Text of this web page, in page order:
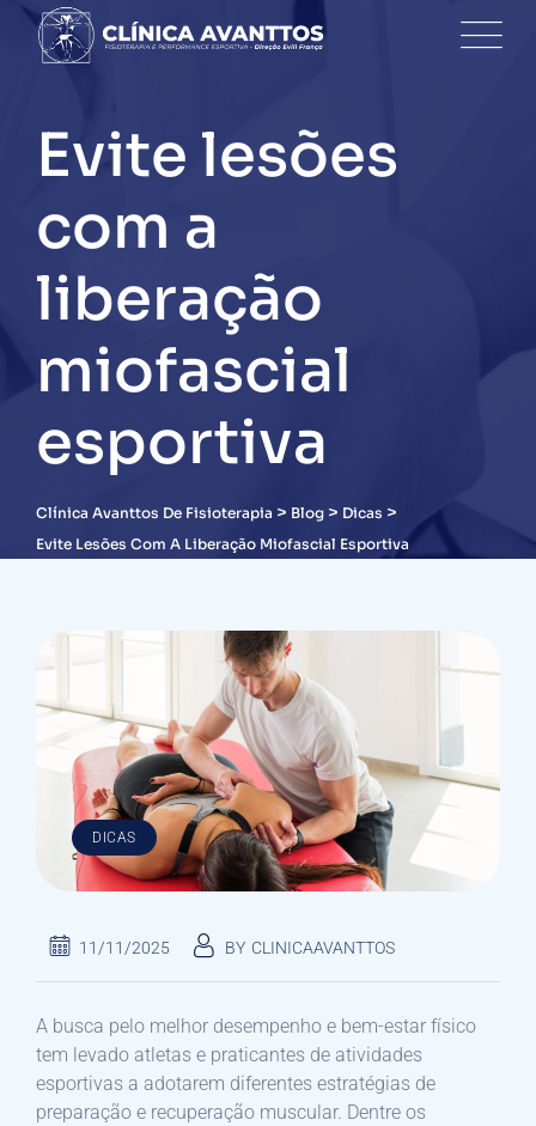
Skip
content
Evite lesões
com a
liberação
miofascial
esportiva
Clínica Avanttos De Fisioterapia > Blog > Dicas >
Evite Lesões Com A Liberação Miofascial Esportiva
DICAS
11/11/2025 BY CLINICAAVANTTOS
A busca pelo melhor desempenho e bem-estar físico
tem levado atletas e praticantes de atividades
esportivas a adotarem diferentes estratégias de
preparação e recuperação muscular. Dentre os